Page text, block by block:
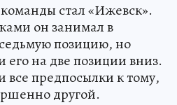
стал «Ижевск».
он занимал в
позицию, но
на две позиции вниз.
все предпосылки к тому,
другой.